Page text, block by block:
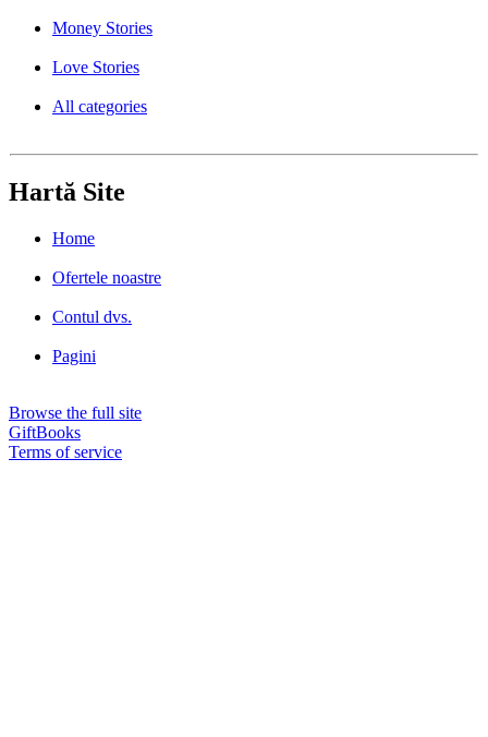
Money Stories
Love Stories
All categories
Hartă Site
Home
Ofertele noastre
Contul dvs.
Pagini
Browse the full site
GiftBooks
Terms of service